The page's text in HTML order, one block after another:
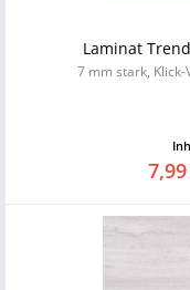
Laminat
7 mm stark,